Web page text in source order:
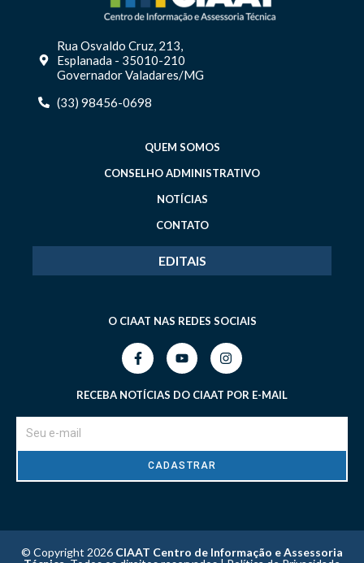
Rua Osvaldo Cruz, 213,
Esplanada - 35010-210
Governador Valadares/MG
(33) 98456-0698
QUEM SOMOS
CONSELHO ADMINISTRATIVO
NOTÍCIAS
CONTATO
EDITAIS
O CIAAT NAS REDES SOCIAIS
RECEBA NOTÍCIAS DO CIAAT POR E-MAIL
CADASTRAR
© Copyright 2026 CIAAT Centro de Informação e Assessoria